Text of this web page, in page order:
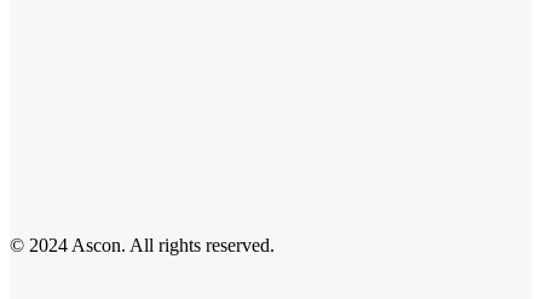
© 2024 Ascon. All rights reserved.